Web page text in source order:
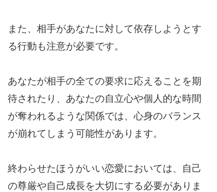
また、相手があなたに対して依存しようとす
る行動も注意が必要です。
あなたが相手の全ての要求に応えることを期
待されたり、あなたの自立心や個人的な時間
が奪われるような関係では、心身のバランス
が崩れてしまう可能性があります。
終わらせたほうがいい恋愛においては、自己
の尊厳や自己成長を大切にする必要がありま